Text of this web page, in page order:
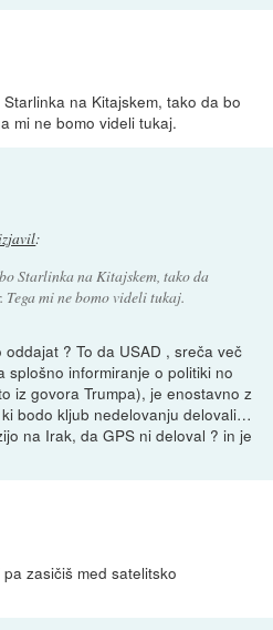
na Kitajskem, tako da bo
mi ne bomo videli tukaj.
:
Starlinka na Kitajskem, tako da
Tega mi ne bomo videli tukaj.
? To da USAD , sreča več
splošno informiranje o politiki no
iz govora Trumpa), je enostavno z
bodo kljub nedelovanju delovali…
na Irak, da GPS ni deloval ? in je
zasičiš med satelitsko